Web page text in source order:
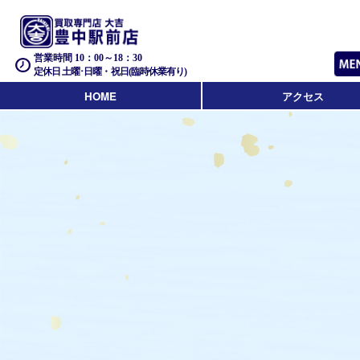
営業時間 10：00～18：30
定休日 土曜･日曜・祝日(臨時休業有り)
HOME アクセス